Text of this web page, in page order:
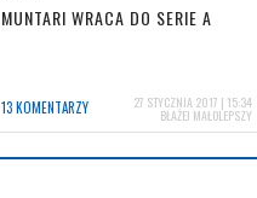
MUNTARI WRACA DO SERIE A
13 KOMENTARZY 27 STYCZNIA 2017 | 15:34
BŁAŻEJ MAŁOLEPSZY